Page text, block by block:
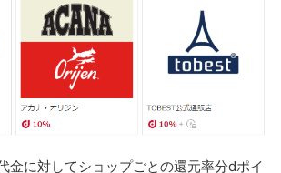
金に対してショップごとの還元率分dポイ